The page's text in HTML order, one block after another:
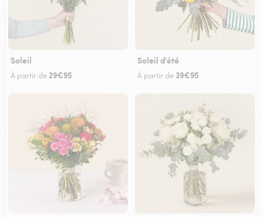
Soleil
À partir de29€95
Soleil d'été
À partir de 39€95